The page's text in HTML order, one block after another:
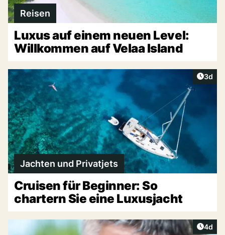
Reisen
Luxus auf einem neuen Level:
Willkommen auf Velaa Island
3d
Jachten und Privatjets
Cruisen für Beginner: So
chartern Sie eine Luxusjacht
4d